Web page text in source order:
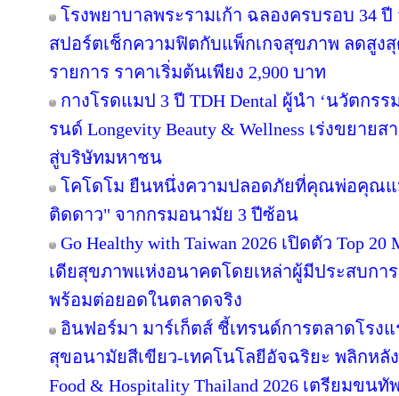
โรงพยาบาลพระรามเก้า ฉลองครบรอบ 34
สปอร์ตเช็กความฟิตกับแพ็กเกจสุขภาพ ลดสูงสุ
รายการ ราคาเริ่มต้นเพียง 2,900 บาท
กางโรดแมป 3 ปี TDH Dental ผู้นำ ‘นวัตกร
รนด์ Longevity Beauty & Wellness เร่งขยา
สู่บริษัทมหาชน
โคโดโม ยืนหนึ่งความปลอดภัยที่คุณพ่อคุณแ
ติดดาว" จากกรมอนามัย 3 ปีซ้อน
Go Healthy with Taiwan 2026 เปิดตัว Top 20
เดียสุขภาพแห่งอนาคตโดยเหล่าผู้มีประสบกา
พร้อมต่อยอดในตลาดจริง
อินฟอร์มา มาร์เก็ตส์ ชี้เทรนด์การตลาดโรง
สุขอนามัยสีเขียว-เทคโนโลยีอัจฉริยะ พลิกหลั
Food & Hospitality Thailand 2026 เตรียมข